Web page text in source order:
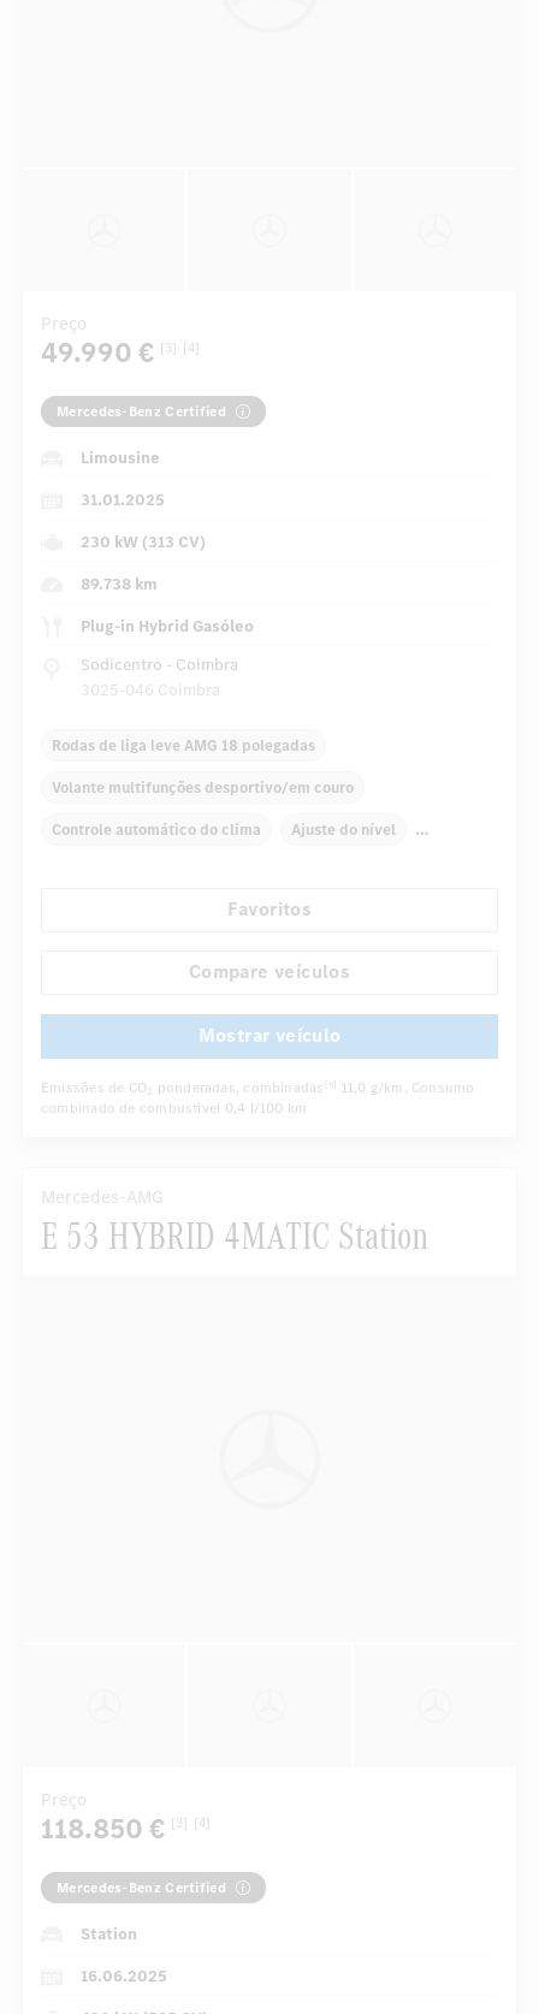
Preço
49.990 € [3] [4]
Mercedes-Benz Certified
Limousine
31.01.2025
230 kW (313 CV)
89.738 km
Plug-in Hybrid Gasóleo
Sodicentro - Coimbra
3025-046 Coimbra
Rodas de liga leve AMG 18 polegadas
Volante multifunções desportivo/em couro
Controle automático do clima Ajuste do nível
Favoritos
Compare veículos
Mostrar veículo
Emissões de CO2 ponderadas, combinadas [6] 11,0 g/km, Consumo
combinado de combustivel 0,4 l/100 km
Mercedes-AMG
E 53 HYBRID 4MATIC Station
Preço
118.850 € [3] [4]
Mercedes-Benz Certified
Station
16.06.2025